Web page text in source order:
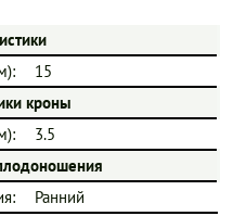
15
кроны
3.5
Ранний